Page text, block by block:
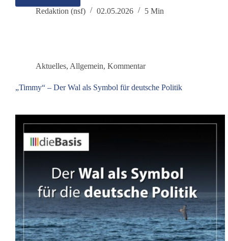
Rente,
das?
Redaktion (nsf) 02.05.2026 5 Min
Aktuelles, Allgemein, Kommentar
„Timmy“ – Der Wal als Symbol für deutsche Politik